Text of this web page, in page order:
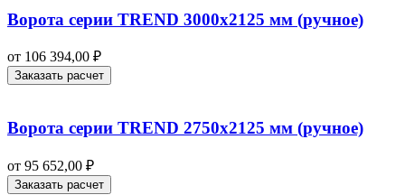
Ворота серии TREND 3000х2125 мм (ручное)
от 106 394,00 ₽
Заказать расчет
Ворота серии TREND 2750х2125 мм (ручное)
от 95 652,00 ₽
Заказать расчет